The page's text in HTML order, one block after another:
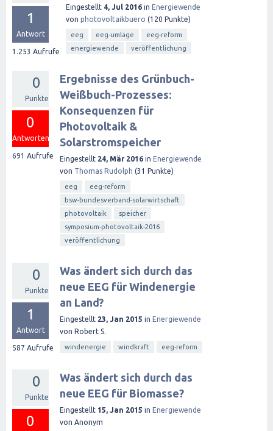
1
Antwort
1.253 Aufrufe
Eingestellt 4, Jul 2016 in Energiewende
von photovoltaikbuero (120 Punkte)
eeg eeg-umlage
eeg-reform
energiewende
veröffentlichung
0
Punkte
0
Antworten
691 Aufrufe
Ergebnisse des Grünbuch-
Weißbuch-Prozesses:
Konsequenzen für
Photovoltaik &
Solarstromspeicher
Eingestellt 24, Mär 2016 in Energiewende
von Thomas Rudolph (31 Punkte)
eeg
eeg-reform
bsw-bundesverband-solarwirtschaft
photovoltaik
speicher
symposium-photovoltaik-2016
veröffentlichung
0
Punkte
1
Antwort
587 Aufrufe
Was ändert sich durch das
neue EEG für Windenergie
an Land?
Eingestellt 23, Jan 2015 in Energiewende
von Robert S.
windenergie windkraft eeg-reform
0
Punkte
0
Was ändert sich durch das
neue EEG für Biomasse?
Eingestellt 15, Jan 2015 in Energiewende
von Anonym